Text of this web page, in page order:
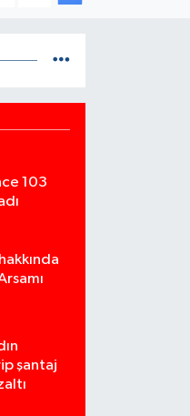
103
şantaj